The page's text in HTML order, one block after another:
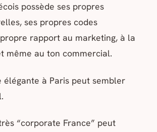
possède ses propres
ses propres codes
rapport au marketing, à la
même au ton commercial.
élégante à Paris peut sembler
“corporate France” peut